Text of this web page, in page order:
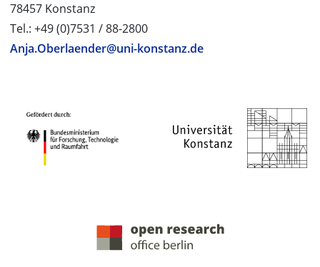
78457 Konstanz
Tel.: +49 (0)7531 / 88-2800
Anja.Oberlaender@uni-konstanz.de